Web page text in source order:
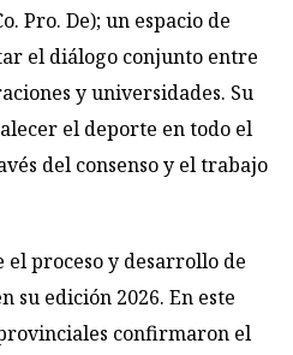
Pro. De); un espacio de
el diálogo conjunto entre
y universidades. Su
el deporte en todo el
del consenso y el trabajo
el proceso y desarrollo de
su edición 2026. En este
confirmaron el